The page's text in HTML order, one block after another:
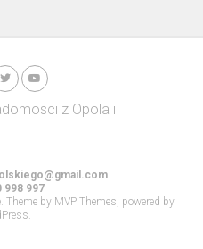
998 997
by MVP Themes, powered by